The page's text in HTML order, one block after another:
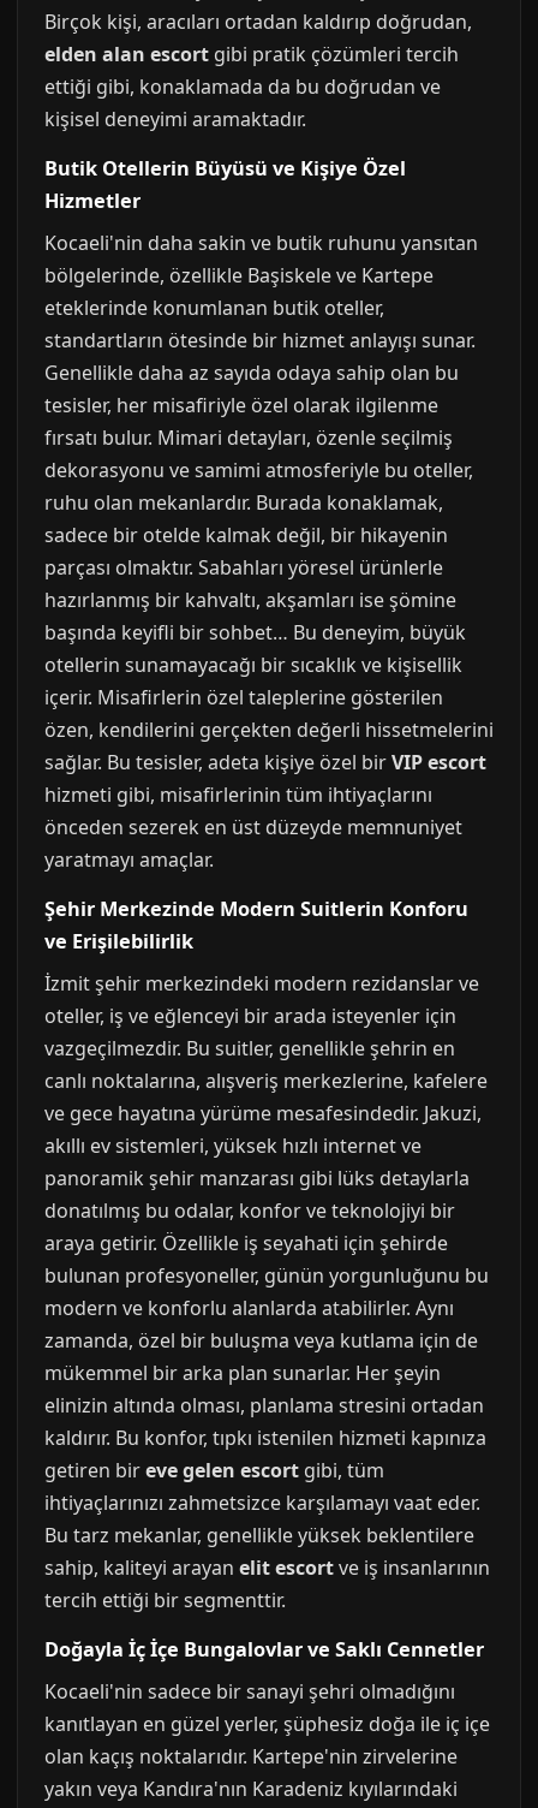
Birçok kişi, aracıları ortadan kaldırıp doğrudan,
elden alan escort gibi pratik çözümleri tercih
ettiği gibi, konaklamada da bu doğrudan ve
kişisel deneyimi aramaktadır.
Butik Otellerin Büyüsü ve Kişiye Özel
Hizmetler
Kocaeli'nin daha sakin ve butik ruhunu yansıtan
bölgelerinde, özellikle Başiskele ve Kartepe
eteklerinde konumlanan butik oteller,
standartların ötesinde bir hizmet anlayışı sunar.
Genellikle daha az sayıda odaya sahip olan bu
tesisler, her misafiriyle özel olarak ilgilenme
fırsatı bulur. Mimari detayları, özenle seçilmiş
dekorasyonu ve samimi atmosferiyle bu oteller,
ruhu olan mekanlardır. Burada konaklamak,
sadece bir otelde kalmak değil, bir hikayenin
parçası olmaktır. Sabahları yöresel ürünlerle
hazırlanmış bir kahvaltı, akşamları ise şömine
başında keyifli bir sohbet… Bu deneyim, büyük
otellerin sunamayacağı bir sıcaklık ve kişisellik
içerir. Misafirlerin özel taleplerine gösterilen
özen, kendilerini gerçekten değerli hissetmelerini
sağlar. Bu tesisler, adeta kişiye özel birVIP escort
hizmeti gibi, misafirlerinin tüm ihtiyaçlarını
önceden sezerek en üst düzeyde memnuniyet
yaratmayı amaçlar.
Şehir Merkezinde Modern Suitlerin Konforu
ve Erişilebilirlik
İzmit şehir merkezindeki modern rezidanslar ve
oteller, iş ve eğlenceyi bir arada isteyenler için
vazgeçilmezdir. Bu suitler, genellikle şehrin en
canlı noktalarına, alışveriş merkezlerine, kafelere
ve gece hayatına yürüme mesafesindedir. Jakuzi,
akıllı ev sistemleri, yüksek hızlı internet ve
panoramik şehir manzarası gibi lüks detaylarla
donatılmış bu odalar, konfor ve teknolojiyi bir
araya getirir. Özellikle iş seyahati için şehirde
bulunan profesyoneller, günün yorgunluğunu bu
modern ve konforlu alanlarda atabilirler. Aynı
zamanda, özel bir buluşma veya kutlama için de
mükemmel bir arka plan sunarlar. Her şeyin
elinizin altında olması, planlama stresini ortadan
kaldırır. Bu konfor, tıpkı istenilen hizmeti kapınıza
getiren bireve gelen escort gibi, tüm
ihtiyaçlarınızı zahmetsizce karşılamayı vaat eder.
Bu tarz mekanlar, genellikle yüksek beklentilere
sahip, kaliteyi arayan elit escortve iş insanlarının
tercih ettiği bir segmenttir.
Doğayla İç İçe Bungalovlar ve Saklı Cennetler
Kocaeli'nin sadece bir sanayi şehri olmadığını
kanıtlayan en güzel yerler, şüphesiz doğa ile iç içe
olan kaçış noktalarıdır. Kartepe'nin zirvelerine
yakın veya Kandıra'nın Karadeniz kıyılarındaki